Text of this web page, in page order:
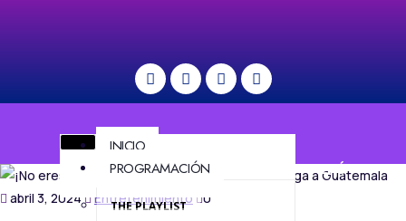
INICIO
PROGRAMACIÓN
THE PLAYLIST
MENÚ
abril 3, 2024 Entretenimiento 0